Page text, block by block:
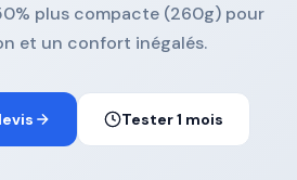
plus compacte (260g) pour
et un confort inégalés.
Tester 1 mois